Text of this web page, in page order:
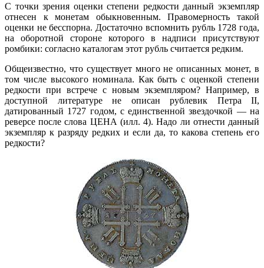
С точки зрения оценки степени редкости данный экземпляр
отнесен к монетам обыкновенным. Правомерность такой
оценки не бесспорна. Достаточно вспомнить рубль 1728 года,
на оборотной стороне которого в надписи присутствуют
ромбики: согласно каталогам этот рубль считается редким.
Общеизвестно, что существует много не описанных монет, в
том числе высокого номинала. Как быть с оценкой степени
редкости при встрече с новым экземпляром? Например, в
доступной литературе не описан рублевик Петра II,
датированный 1727 годом, с единственной звездочкой — на
реверсе после слова ЦЕНА (илл. 4). Надо ли отнести данный
экземпляр к разряду редких и если да, то какова степень его
редкости?